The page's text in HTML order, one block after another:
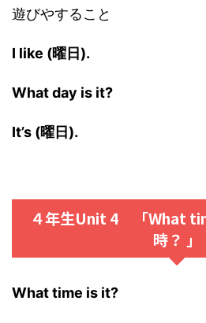
遊びやすること
I like (曜日).
What day is it?
It’s (曜日).
４年生Unit 4 「What
時？ 」
What time is it?